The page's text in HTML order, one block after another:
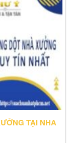
TẠI NHA